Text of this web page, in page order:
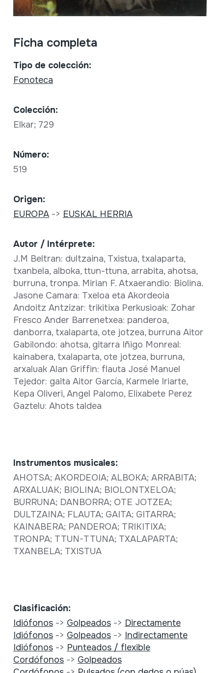
Ficha completa
Tipo de colección:
Fonoteca
Colección:
Elkar; 729
Número:
519
Origen:
EUROPA-> EUSKAL HERRIA
Autor / Intérprete:
J.M Beltran: dultzaina, Txistua, txalaparta,
txanbela, alboka, ttun-ttuna, arrabita, ahotsa,
burruna, tronpa. Mirian F. Atxaerandio: Biolina.
Jasone Camara: Txeloa eta Akordeoia
Andoitz Antzizar: trikitixa Perkusioak: Zohar
Fresco Ander Barrenetxea: panderoa,
danborra, txalaparta, ote jotzea, burruna Aitor
Gabilondo: ahotsa, gitarra Iñigo Monreal:
kainabera, txalaparta, ote jotzea, burruna,
arxaluak Alan Griffin: flauta José Manuel
Tejedor: gaita Aitor García, Karmele Iriarte,
Kepa Oliveri, Angel Palomo, Elixabete Perez
Gaztelu: Ahots taldea
Instrumentos musicales:
AHOTSA; AKORDEOIA; ALBOKA; ARRABITA;
ARXALUAK; BIOLINA; BIOLONTXELOA;
BURRUNA; DANBORRA; OTE JOTZEA;
DULTZAINA; FLAUTA; GAITA; GITARRA;
KAINABERA; PANDEROA; TRIKITIXA;
TRONPA; TTUN-TTUNA; TXALAPARTA;
TXANBELA; TXISTUA
Clasificación:
Idiófonos-> Golpeados-> Directamente
Idiófonos-> Golpeados-> Indirectamente
Idiófonos-> Punteados / flexible
Cordófonos-> Golpeados